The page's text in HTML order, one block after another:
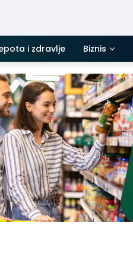
i zdravlje Biznis